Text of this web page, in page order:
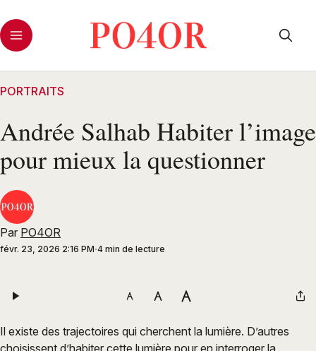
PORTRAITS
Andrée Salhab Habiter l’image
pour mieux la questionner
Par PO4OR
févr. 23, 2026 2:16 PM 4 min de lecture
Il existe des trajectoires qui cherchent la lumière. D’autres